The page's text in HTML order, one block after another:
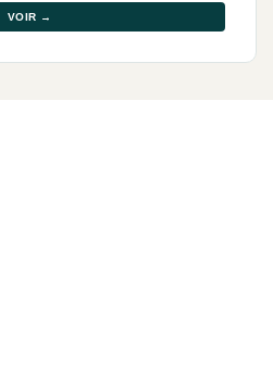
VOIR →